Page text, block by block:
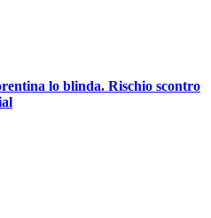
lo blinda. Rischio scontro